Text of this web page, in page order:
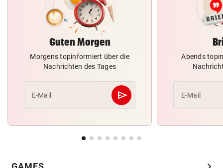
Guten Morgen
Morgens topinformiert über die
Nachrichten des Tages
E-Mail send
Abschicken
Abends
E-Mail